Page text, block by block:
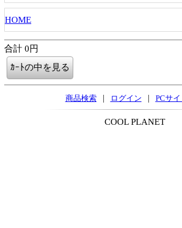
HOME
合計 0円
商品検索 | ログイン | PCサ
COOL PLANET